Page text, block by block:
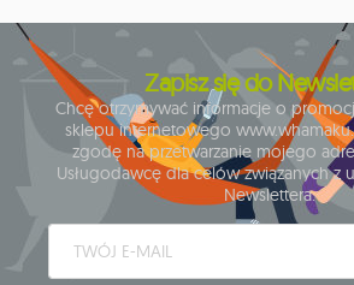
Zapisz się do
Chcę otrzymywać informacje o
sklepu internetowego
zgodę na przetwarzanie mojego
Usługodawcę dla celów związanych z
Newslettera.